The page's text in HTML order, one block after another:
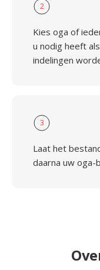
2
Kies oga of
u nodig heeft
indelingen
3
Laat het
daarna uw oga-